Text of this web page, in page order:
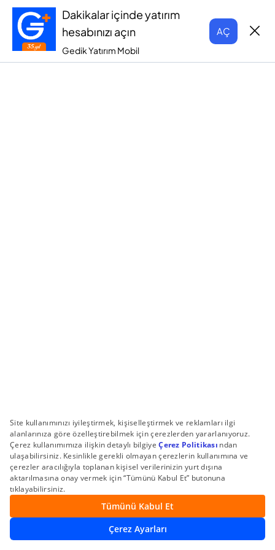
Dakikalar içinde yatırım
hesabınızı açın
Gedik Yatırım Mobil
AÇ